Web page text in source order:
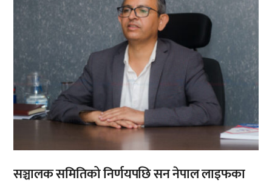
सञ्चालक समितिको निर्णयपछि सन नेपाल लाइफका